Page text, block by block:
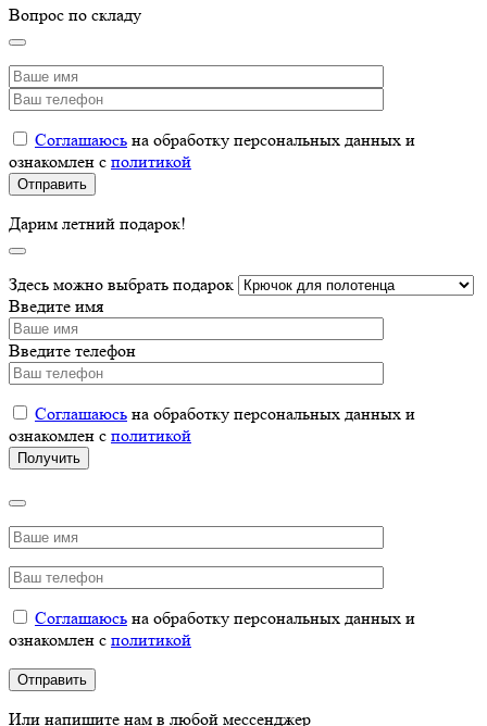
Вопрос по складу
Соглашаюсь на обработку персональных данных и
ознакомлен с политикой
Дарим летний подарок!
Здесь можно выбрать подарок
Введите имя
Введите телефон
Соглашаюсь на обработку персональных данных и
ознакомлен с политикой
Соглашаюсь на обработку персональных данных и
ознакомлен с политикой
Или напишите нам в любой мессенджер